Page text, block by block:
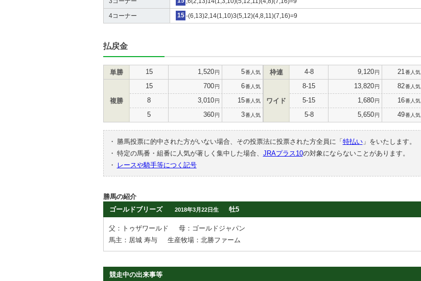
4コーナー 15 -(6,13)2,14(1,10)3(5,12)(4,8,11)(7,16)=9
払戻金
単勝 15 1,520円 5番人気
複勝
15 700円 6番人気
8 3,010円 15番人気
5 360円 3番人気
枠連 4-8 9,120円 21 番人気
ワイド
8-15 13,820円 82番人気
5-15 1,680円 16番人気
5-8 5,650円 49番人気
・ 勝馬投票に的中された方がいない場合、その投票法に投票された方全員に「 特払い」をいたします。
・ 特定の馬番・組番に人気が著しく集中した場合、 JRAプラス10の対象にならないことがあります。
・
レースや騎手等につく記号
勝馬の紹介
ゴールドブリーズ
2018年3月22日生 牡5
父：トゥザワールド
母：ゴールドジャパン
馬主：居城 寿与
生産牧場：北勝ファーム
競走中の出来事等